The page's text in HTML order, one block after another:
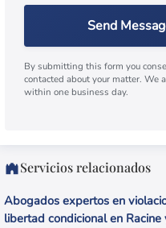
Send
By submitting this form you
contacted about your matter. We
within one business day.
Servicios relacionados
Abogados expertos en
libertad condicional en Racine